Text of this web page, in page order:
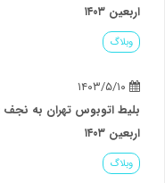
اربعین ۱۴۰۳
وبلاگ
بلیط اتوبوس تهران به نجف
اربعین ۱۴۰۳
وبلاگ